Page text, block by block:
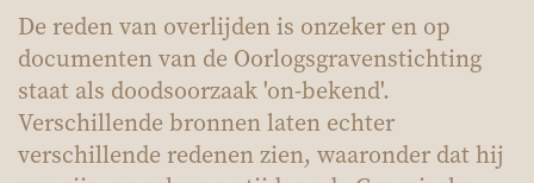
De reden van overlijden is onzeker en op
documenten van de Oorlogsgravenstichting
staat als doodsoorzaak 'on-bekend'.
Verschillende bronnen laten echter
verschillende redenen zien, waaronder dat hij